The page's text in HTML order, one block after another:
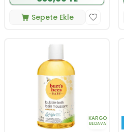
Sepete Ekle
KARGO
BEDAVA